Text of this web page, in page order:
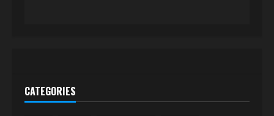
CATEGORIES